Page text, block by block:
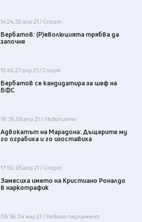
14:24, 30 апр 21 / Спорт
Бербатов: (Р)еволюцията трябва да
започне
15:46, 27 апр 21 / Спорт
Бербатов се кандидатира за шеф на
БФС
18:35, 06 апр 21 / Любопитно
Адвокатът на Марадона: Дъщерите му
го ограбиха и го изоставиха
17:50, 05 апр 21 / Спорт
Замесиха името на Кристиано Роналдо
в наркотрафик
08:59, 04 мар 21 / Новият парламент